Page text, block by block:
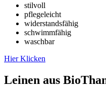
stilvoll
pflegeleicht
widerstandsfähig
schwimmfähig
waschbar
Hier Klicken
Leinen aus